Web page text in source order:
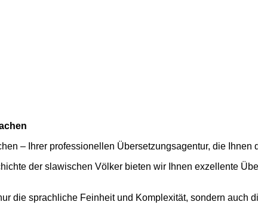
– Ihrer professionellen Übersetzungsagentur, die Ihnen
der slawischen Völker bieten wir Ihnen exzellente
die sprachliche Feinheit und Komplexität, sondern auch